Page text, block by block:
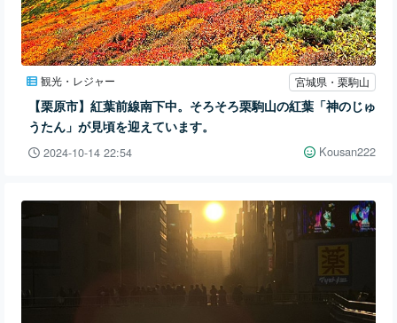
観光・レジャー 宮城県・栗駒山
【栗原市】紅葉前線南下中。そろそろ栗駒山の紅葉「神のじゅ
うたん」が見頃を迎えています。
2024-10-14 22:54 Kousan222